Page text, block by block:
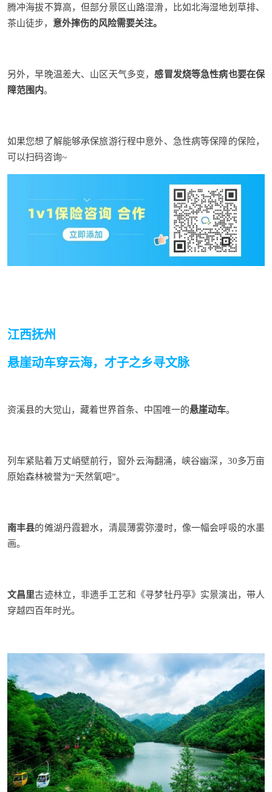
腾冲海拔不算高，但部分景区山路湿滑，比如北海湿地划草排、
茶山徒步， 意外摔伤的风险需要关注。
另外，早晚温差大、山区天气多变，感冒发烧等急性病也要在保
障范围内。
如果您想了解能够承保旅游行程中意外、急性病等保障的保险，
可以扫码咨询~
江西抚州
悬崖动车穿云海，才子之乡寻文脉
资溪县的大觉山，藏着世界首条、中国唯一的悬崖动车。
列车紧贴着万丈峭壁前行，窗外云海翻涌，峡谷幽深， 30多万亩
原始森林被誉为“天然氧吧”。
南丰县的傩湖丹霞碧水，清晨薄雾弥漫时，像一幅会呼吸的水墨
画。
文昌里古迹林立，非遗手工艺和《寻梦牡丹亭》实景演出，带人
穿越四百年时光。